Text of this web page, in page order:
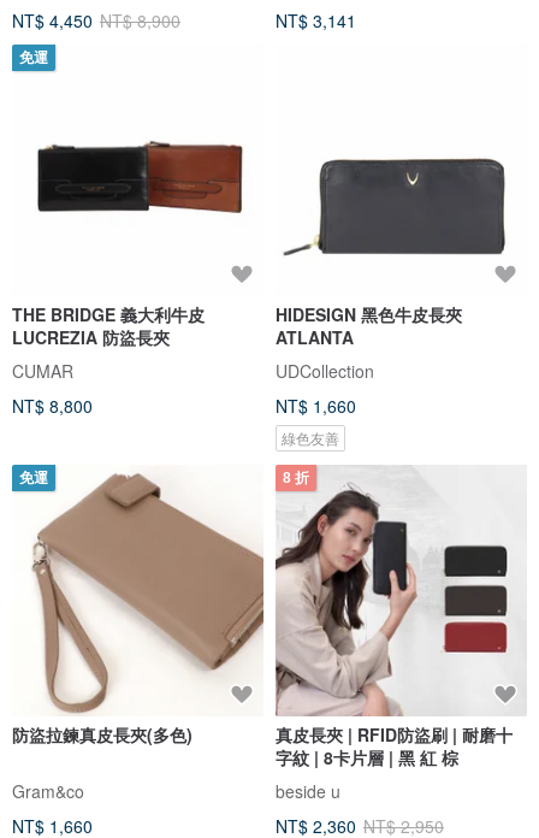
NT$ 4,450 NT$ 8,900
NT$ 3,141
免運
THE BRIDGE 義大利牛皮
LUCREZIA 防盜長夾
CUMAR
NT$ 8,800
HIDESIGN 黑色牛皮長夾
ATLANTA
UDCollection
NT$ 1,660
綠色友善
免運
防盜拉鍊真皮長夾(多色)
Gram&co
NT$ 1,660
8 折
真皮長夾 | RFID防盜刷 | 耐磨十
字紋 | 8卡片層 | 黑 紅 棕
beside u
NT$ 2,360 NT$ 2,950